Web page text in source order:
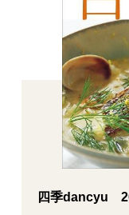
四季dancyu